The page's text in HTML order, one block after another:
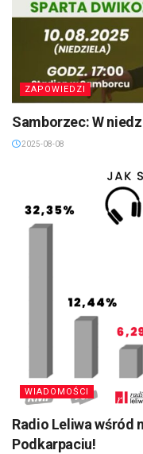
ZAPOWIEDZI
Samborzec: W
2025-08-08
WIADOMOŚCI
Radio Leliwa wśród
Podkarpaciu!